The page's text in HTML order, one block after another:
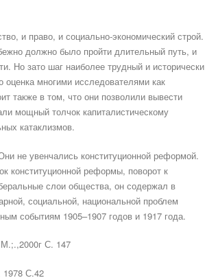
и право, и социально-экономический строй.
должно было пройти длительный путь, и
Но зато шаг наиболее трудный и исторически
многими исследователями как
также в том, что они позволили вывести
мощный толчок капиталистическому
катаклизмов.
не увенчались конституционной реформой.
конституционной реформы, поворот к
слои общества, он содержал в
социальной, национальной проблем
событиям 1905–1907 годов и 1917 года.
С. 147
С.42